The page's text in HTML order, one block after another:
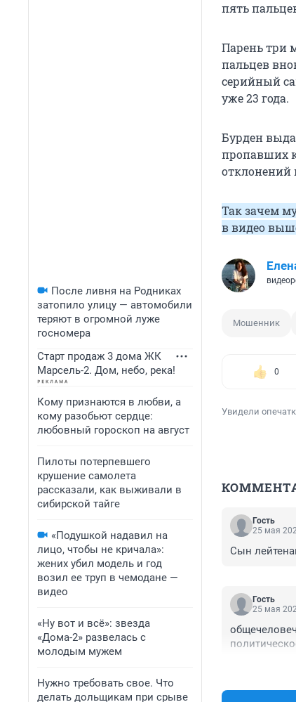
После ливня на Родниках
затопило улицу — автомобили
теряют в огромной луже
госномера
Старт продаж 3 дома ЖК
Марсель-2. Дом, небо, река!
Кому признаются в любви, а
кому разобьют сердце:
любовный гороскоп на август
Пилоты потерпевшего
крушение самолета
рассказали, как выживали в
сибирской тайге
«Подушкой надавил на
лицо, чтобы не кричала»:
жених убил модель и год
возил ее труп в чемодане —
видео
«Ну вот и всё»: звезда
«Дома-2» развелась с
молодым мужем
Нужно требовать свое. Что
делать дольщикам при срыве
пять
Парень три
пальцев
серийный
уже 23 года.
Бурден
пропавших
Так зачем
в видео
Мошенник
0
Увидели
Гость
25 мая
Сын
Гость
25 мая